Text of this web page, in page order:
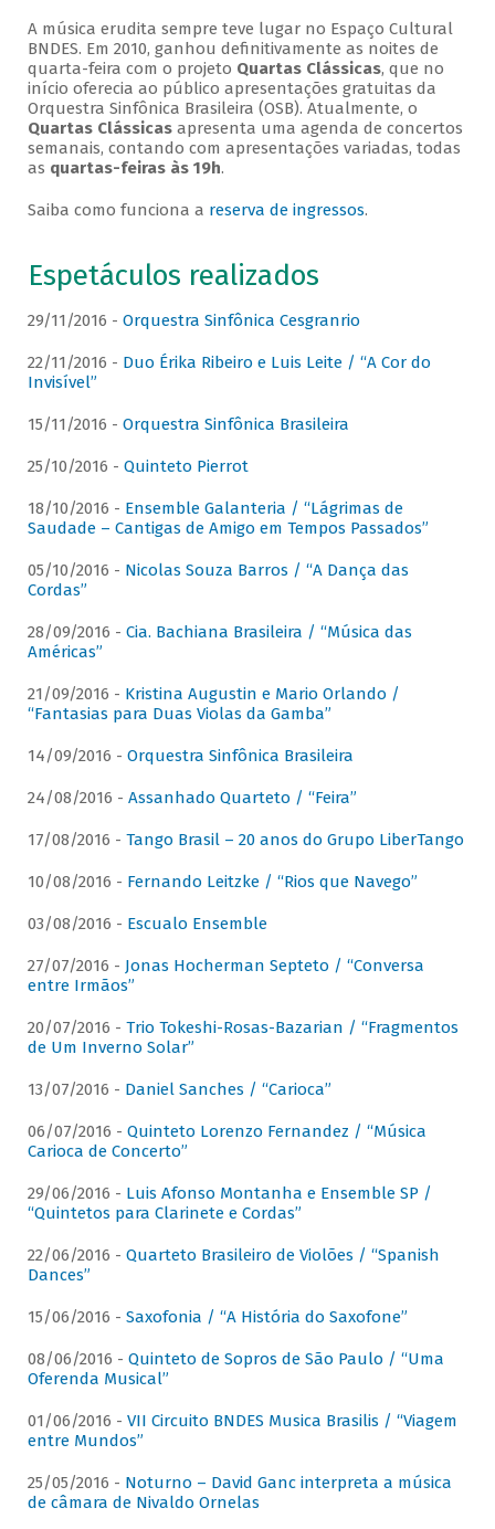
A música erudita sempre teve lugar no Espaço Cultural
BNDES. Em 2010, ganhou definitivamente as noites de
quarta-feira com o projeto Quartas Clássicas, que no
início oferecia ao público apresentações gratuitas da
Orquestra Sinfônica Brasileira (OSB). Atualmente, o
Quartas Clássicasapresenta uma agenda de concertos
semanais, contando com apresentações variadas, todas
as quartas-feiras às 19h.
Saiba como funciona a reserva de ingressos.
Espetáculos realizados
29/11/2016 - Orquestra Sinfônica Cesgranrio
22/11/2016 - Duo Érika Ribeiro e Luis Leite / “A Cor do
Invisível”
15/11/2016 - Orquestra Sinfônica Brasileira
25/10/2016 - Quinteto Pierrot
18/10/2016 - Ensemble Galanteria / “Lágrimas de
Saudade – Cantigas de Amigo em Tempos Passados”
05/10/2016 - Nicolas Souza Barros / “A Dança das
Cordas”
28/09/2016 - Cia. Bachiana Brasileira / “Música das
Américas”
21/09/2016 - Kristina Augustin e Mario Orlando /
“Fantasias para Duas Violas da Gamba”
14/09/2016 - Orquestra Sinfônica Brasileira
24/08/2016 - Assanhado Quarteto / “Feira”
17/08/2016 - Tango Brasil – 20 anos do Grupo LiberTango
10/08/2016 - Fernando Leitzke / “Rios que Navego”
03/08/2016 - Escualo Ensemble
27/07/2016 - Jonas Hocherman Septeto / “Conversa
entre Irmãos”
20/07/2016 - Trio Tokeshi-Rosas-Bazarian / “Fragmentos
de Um Inverno Solar”
13/07/2016 - Daniel Sanches / “Carioca”
06/07/2016 - Quinteto Lorenzo Fernandez / “Música
Carioca de Concerto”
29/06/2016 - Luis Afonso Montanha e Ensemble SP /
“Quintetos para Clarinete e Cordas”
22/06/2016 - Quarteto Brasileiro de Violões / “Spanish
Dances”
15/06/2016 - Saxofonia / “A História do Saxofone”
08/06/2016 - Quinteto de Sopros de São Paulo / “Uma
Oferenda Musical”
01/06/2016 - VII Circuito BNDES Musica Brasilis / “Viagem
entre Mundos”
25/05/2016 - Noturno – David Ganc interpreta a música
de câmara de Nivaldo Ornelas